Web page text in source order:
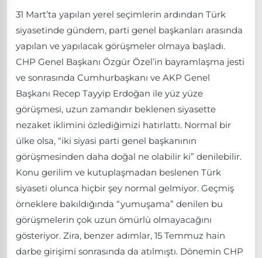
31 Mart’ta yapılan yerel seçimlerin ardından Türk
siyasetinde gündem, parti genel başkanları arasında
yapılan ve yapılacak görüşmeler olmaya başladı.
CHP Genel Başkanı Özgür Özel’in bayramlaşma jesti
ve sonrasında Cumhurbaşkanı ve AKP Genel
Başkanı Recep Tayyip Erdoğan ile yüz yüze
görüşmesi, uzun zamandır beklenen siyasette
nezaket iklimini özlediğimizi hatırlattı. Normal bir
ülke olsa, “iki siyasi parti genel başkanının
görüşmesinden daha doğal ne olabilir ki” denilebilir.
Konu gerilim ve kutuplaşmadan beslenen Türk
siyaseti olunca hiçbir şey normal gelmiyor. Geçmiş
örneklere bakıldığında “yumuşama” denilen bu
görüşmelerin çok uzun ömürlü olmayacağını
gösteriyor. Zira, benzer adımlar, 15 Temmuz hain
darbe girişimi sonrasında da atılmıştı. Dönemin CHP